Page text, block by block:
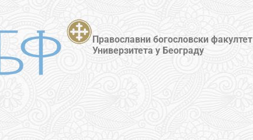
Православни богословски факултет
Универзитета у Београду